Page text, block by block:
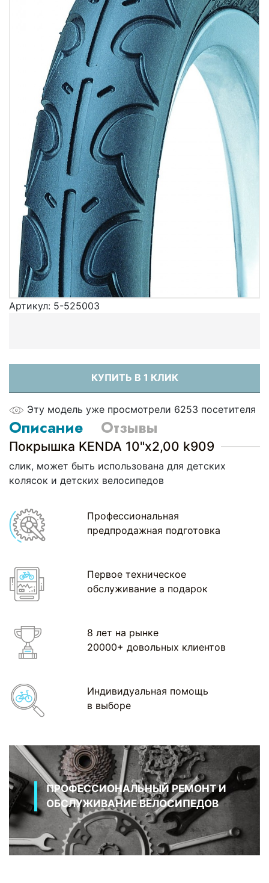
Артикул: 5-525003
КУПИТЬ В 1 КЛИК
Эту модель уже просмотрели 6253 посетителя
Описание Отзывы
Покрышка KENDA 10"x2,00 k909
слик, может быть использована для детских
колясок и детских велосипедов
Профессиональная
предпродажная подготовка
Первое техническое
обслуживание а подарок
8 лет на рынке
20000+ довольных клиентов
Индивидуальная помощь
в выборе
ПРОФЕССИОНАЛЬНЫЙ РЕМОНТ И
ОБСЛУЖИВАНИЕ ВЕЛОСИПЕДОВ